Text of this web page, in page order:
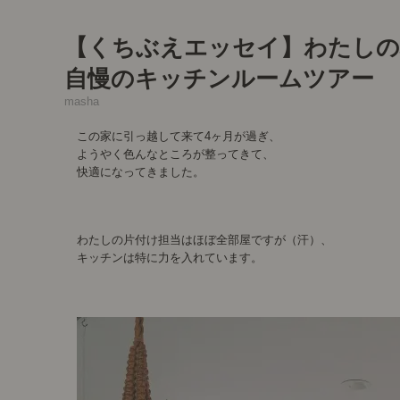
【くちぶえエッセイ】わたし
自慢のキッチンルームツアー
masha
この家に引っ越して来て4ヶ月が過ぎ、
ようやく色んなところが整ってきて、
快適になってきました。
わたしの片付け担当はほぼ全部屋ですが（汗）、
キッチンは特に力を入れています。